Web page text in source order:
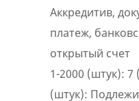
Аккредитив,
платеж,
открытый счет
1-2000 (штук): 7
(штук):